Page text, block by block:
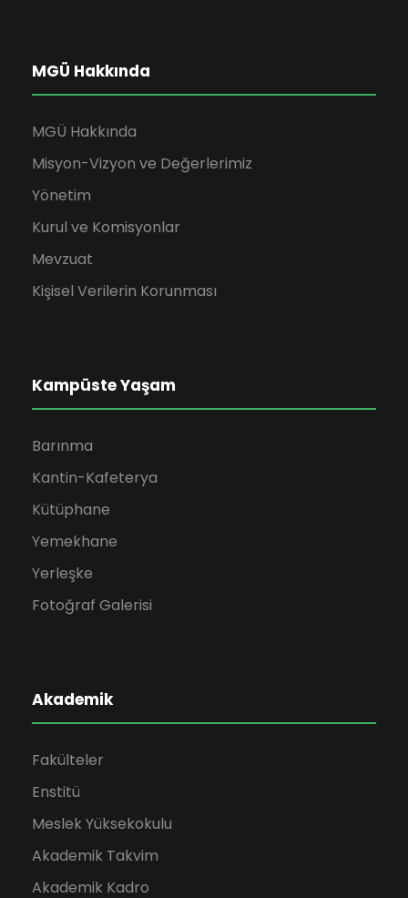
MGÜ Hakkında
MGÜ Hakkında
Misyon-Vizyon ve Değerlerimiz
Yönetim
Kurul ve Komisyonlar
Mevzuat
Kişisel Verilerin Korunması
Kampüste Yaşam
Barınma
Kantin-Kafeterya
Kütüphane
Yemekhane
Yerleşke
Fotoğraf Galerisi
Akademik
Fakülteler
Enstitü
Meslek Yüksekokulu
Akademik Takvim
Akademik Kadro